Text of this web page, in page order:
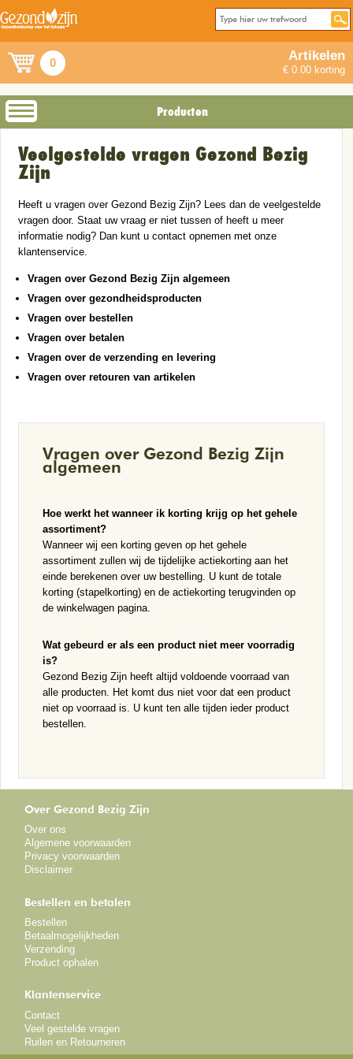
0 Artikelen
€ 0.00 korting
Producten
Veelgestelde vragen Gezond Bezig
Zijn
Heeft u vragen over Gezond Bezig Zijn? Lees dan de veelgestelde
vragen door. Staat uw vraag er niet tussen of heeft u meer
informatie nodig? Dan kunt u contact opnemen met onze
klantenservice.
Vragen over Gezond Bezig Zijn algemeen
Vragen over gezondheidsproducten
Vragen over bestellen
Vragen over betalen
Vragen over de verzending en levering
Vragen over retouren van artikelen
Vragen over Gezond Bezig Zijn
algemeen
Hoe werkt het wanneer ik korting krijg op het gehele
assortiment?
Wanneer wij een korting geven op het gehele
assortiment zullen wij de tijdelijke actiekorting aan het
einde berekenen over uw bestelling. U kunt de totale
korting (stapelkorting) en de actiekorting terugvinden op
de winkelwagen pagina.
Wat gebeurd er als een product niet meer voorradig
is?
Gezond Bezig Zijn heeft altijd voldoende voorraad van
alle producten. Het komt dus niet voor dat een product
niet op voorraad is. U kunt ten alle tijden ieder product
bestellen.
Over Gezond Bezig Zijn
Over ons
Algemene voorwaarden
Privacy voorwaarden
Disclaimer
Bestellen en betalen
Bestellen
Betaalmogelijkheden
Verzending
Product ophalen
Klantenservice
Contact
Veel gestelde vragen
Ruilen en Retourneren